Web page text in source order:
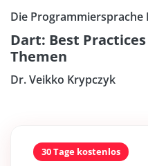
Die Programmiersprache
Dart: Best
Themen
Dr. Veikko Krypczyk
30 Tage kostenlos